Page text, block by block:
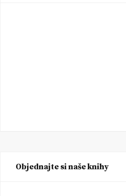
Objednajte si naše knihy